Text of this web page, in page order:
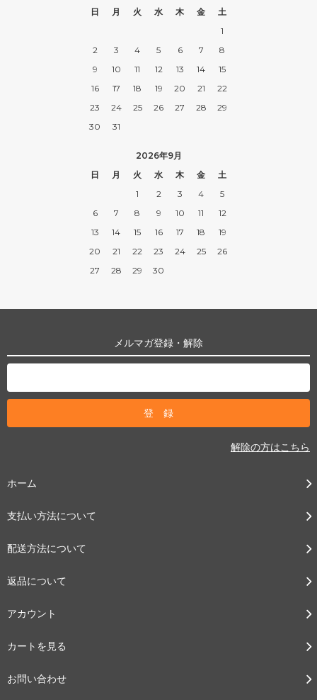
日
月 火 水 木 金
土
1
2
3 4 5 6 7
8
9
10 11 12 13 14
15
16
17 18 19 20 21
22
23
24 25 26 27 28
29
30
31
2026年9月
日
月 火 水 木 金
土
1
2 3 4
5
6
7 8 9 10 11
12
13
14 15 16 17 18
19
20
21 22 23 24 25
26
27
28 29 30
メルマガ登録・解除
解除の方はこちら
ホーム
支払い方法について
配送方法について
返品について
アカウント
カートを見る
お問い合わせ